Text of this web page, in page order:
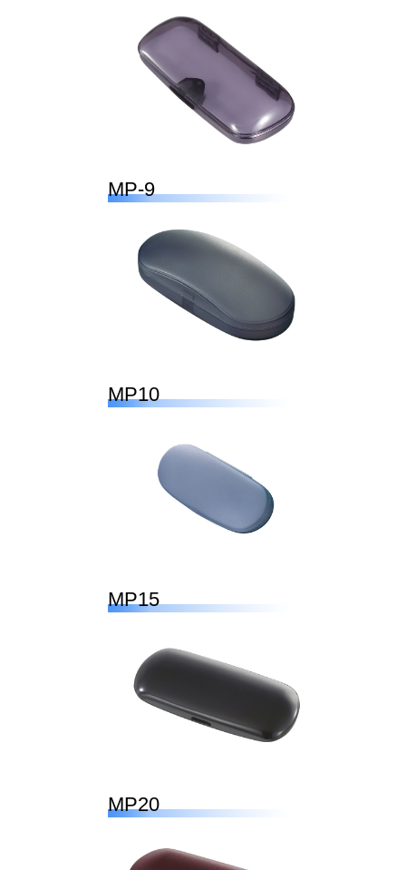
MP-9
MP10
MP15
MP20